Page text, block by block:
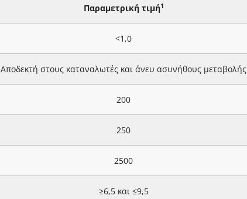
Παραμετρική τιμή1
<1,0
Αποδεκτή στους καταναλωτές και άνευ ασυνήθους μεταβολής
200
250
2500
≥6,5 και ≤9,5